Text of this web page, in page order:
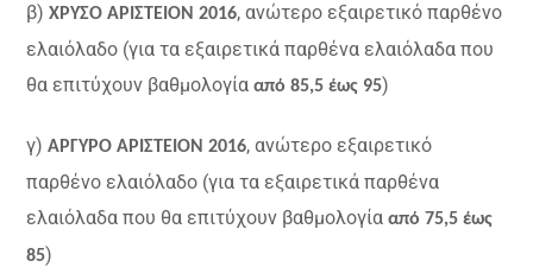
β)ΧΡΥΣΟ ΑΡΙΣΤΕΙΟΝ 2016, ανώτερο εξαιρετικό παρθένο
ελαιόλαδο (για τα εξαιρετικά παρθένα ελαιόλαδα που
θα επιτύχουν βαθμολογίααπό 85,5 έως 95)
γ)ΑΡΓΥΡΟ ΑΡΙΣΤΕΙΟΝ 2016, ανώτερο εξαιρετικό
παρθένο ελαιόλαδο (για τα εξαιρετικά παρθένα
ελαιόλαδα που θα επιτύχουν βαθμολογίααπό 75,5 έως
85)